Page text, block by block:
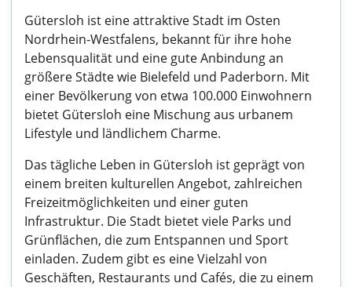
Gütersloh ist eine attraktive Stadt im Osten
Nordrhein-Westfalens, bekannt für ihre hohe
Lebensqualität und eine gute Anbindung an
größere Städte wie Bielefeld und Paderborn. Mit
einer Bevölkerung von etwa 100.000 Einwohnern
bietet Gütersloh eine Mischung aus urbanem
Lifestyle und ländlichem Charme.
Das tägliche Leben in Gütersloh ist geprägt von
einem breiten kulturellen Angebot, zahlreichen
Freizeitmöglichkeiten und einer guten
Infrastruktur. Die Stadt bietet viele Parks und
Grünflächen, die zum Entspannen und Sport
einladen. Zudem gibt es eine Vielzahl von
Geschäften, Restaurants und Cafés, die zu einem